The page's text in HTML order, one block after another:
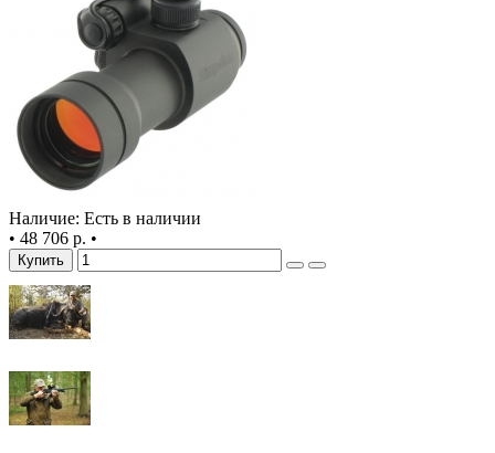
Наличие: Есть в наличии
• 48 706 р. •
Купить